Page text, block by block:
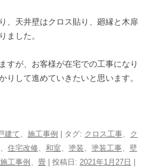
、天井壁はクロス貼り、廻縁と木扉
ました。
すが、お客様が在宅での工事になり
りして進めていきたいと思います。
建て 施工事例 | タグ: クロス工事
ク
住宅改修 和室 塗装 塗装工事
壁
施工事例 畳 | 投稿日: 2021年1月27日